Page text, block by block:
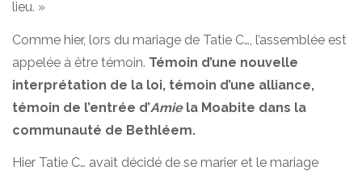
lieu. »
Comme hier, lors du mariage de Tatie C…, l’assemblée est
appelée à être témoin. Témoin d’une nouvelle
interprétation de la loi, témoin d’une alliance,
témoin de l’entrée d’Amiela Moabite dans la
communauté de Bethléem.
Hier Tatie C… avait décidé de se marier et le mariage